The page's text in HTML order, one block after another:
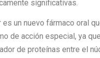
significativas.
es un nuevo fármaco oral
de acción especial, ya
de proteínas entre el